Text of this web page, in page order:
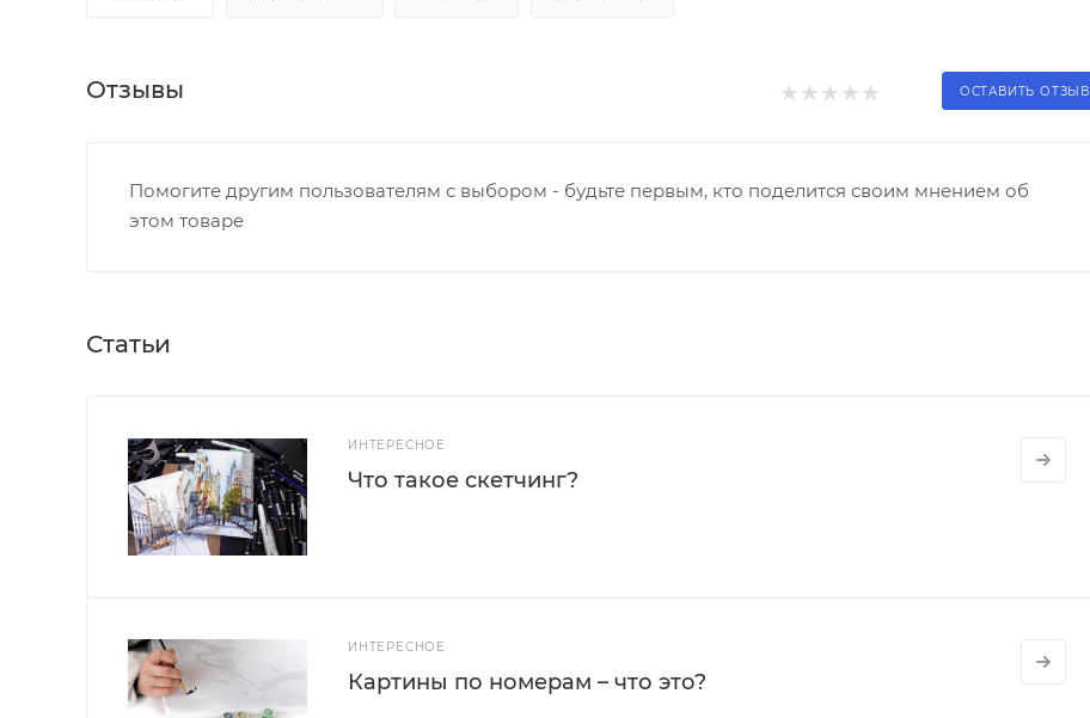
Отзывы ОСТАВИТЬ ОТЗЫВ
Помогите другим пользователям с выбором - будьте первым, кто поделится своим мнением об
этом товаре
Статьи
ИНТЕРЕСНОЕ
Что такое скетчинг?
ИНТЕРЕСНОЕ
Картины по номерам – что это?